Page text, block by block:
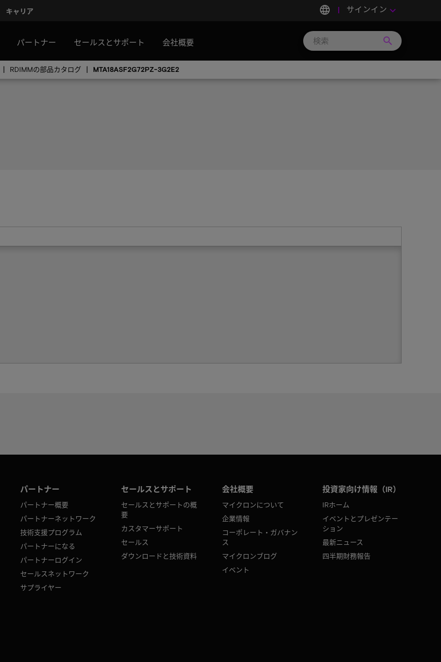
キャリア language サインイン keyboard_arrow_down
パートナー セールスとサポート 会社概要 search
RDIMMの部品カタログ MTA18ASF2G72PZ-3G2E2
パートナー
パートナー概要
パートナーネットワーク
技術支援プログラム
パートナーになる
パートナーログイン
セールスネットワーク
サプライヤー
セールスとサポート
セールスとサポートの概
要
カスタマーサポート
セールス
ダウンロードと技術資料
会社概要
マイクロンについて
企業情報
コーポレート・ガバナン
ス
マイクロンブログ
イベント
投資家向け情報（IR）
IRホーム
イベントとプレゼンテー
ション
最新ニュース
四半期財務報告